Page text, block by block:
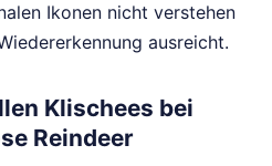
Ikonen nicht verstehen
ausreicht.
Klischees bei
Reindeer